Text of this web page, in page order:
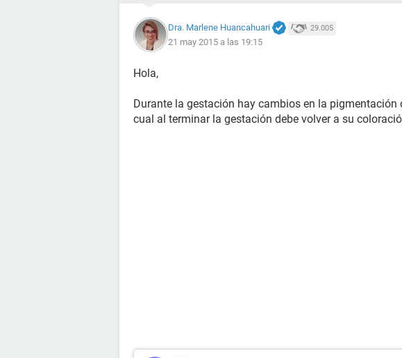
Dra. Marlene Huancahuari 29.005
21 may 2015 a las 19:15
Hola,
Durante la gestación hay cambios en la pigmentación
cual al terminar la gestación debe volver a su